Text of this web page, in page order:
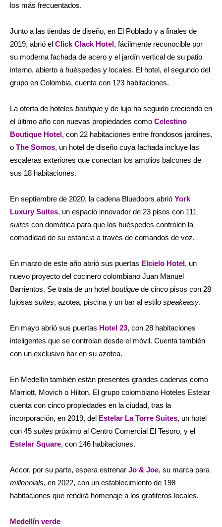
los más frecuentados.
Junto a las tiendas de diseño, en El Poblado y a finales de
2019, abrió el Click Clack Hotel, fácilmente reconocible por
su moderna fachada de acero y el jardín vertical de su patio
interno, abierto a huéspedes y locales. El hotel, el segundo del
grupo en Colombia, cuenta con 123 habitaciones.
La oferta de hoteles boutique y de lujo ha seguido creciendo en
el último año con nuevas propiedades como Celestino
Boutique Hotel, con 22 habitaciones entre frondosos jardines,
o The Somos, un hotel de diseño cuya fachada incluye las
escaleras exteriores que conectan los amplios balcones de
sus 18 habitaciones.
En septiembre de 2020, la cadena Bluedoors abrió York
Luxury Suites, un espacio innovador de 23 pisos con 111
suites con domótica para que los huéspedes controlen la
comodidad de su estancia a través de comandos de voz.
En marzo de este año abrió sus puertas Elcielo Hotel, un
nuevo proyecto del cocinero colombiano Juan Manuel
Barrientos. Se trata de un hotel boutique de cinco pisos con 28
lujosas suites, azotea, piscina y un bar al estilo speakeasy.
En mayo abrió sus puertas Hotel 23, con 28 habitaciones
inteligentes que se controlan desde el móvil. Cuenta también
con un exclusivo bar en su azotea.
En Medellín también están presentes grandes cadenas como
Marriott, Movich o Hilton. El grupo colombiano Hoteles Estelar
cuenta con cinco propiedades en la ciudad, tras la
incorporación, en 2019, del Estelar La Torre Suites, un hotel
con 45 suites próximo al Centro Comercial El Tesoro, y el
Estelar Square, con 146 habitaciones.
Accor, por su parte, espera estrenar Jo & Joe, su marca para
millennials, en 2022, con un establecimiento de 198
habitaciones que rendirá homenaje a los grafiteros locales.
Medellín verde